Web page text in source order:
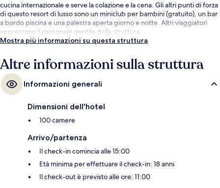
cucina internazionale e serve la colazione e la cena. Gli altri punti di forza
di questo resort di lusso sono un miniclub per bambini (gratuito), un bar
a bordo piscina e una palestra aperta giorno e notte. Altri viaggiatori
apprezzano il personale gentile della struttura.
Mostra più informazioni su questa struttura
Altre informazioni sulla struttura
Informazioni generali
Dimensioni dell'hotel
100 camere
Arrivo/partenza
Il check-in comincia alle 15:00
Età minima per effettuare il check-in: 18 anni
Il check-out è previsto alle ore: 11:00